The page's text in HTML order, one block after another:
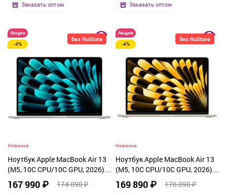
Заказать оптом
Заказать оптом
без RuStore
Акция
-4%
Новинка
Ноутбук Apple MacBook Air 13
(M5, 10C CPU/10C GPU, 2026),
32 ГБ, 1 ТБ SSD, Silver
(Z1L1000K4)
167 990 ₽ 174 090 ₽
без RuStore
Акция
-4%
Новинка
Ноутбук Apple MacBook Air 13
(M5, 10C CPU/10C GPU, 2026),
32 ГБ, 512 ГБ SSD, Starlight
(Z1L30013A)
169 890 ₽ 176 090 ₽